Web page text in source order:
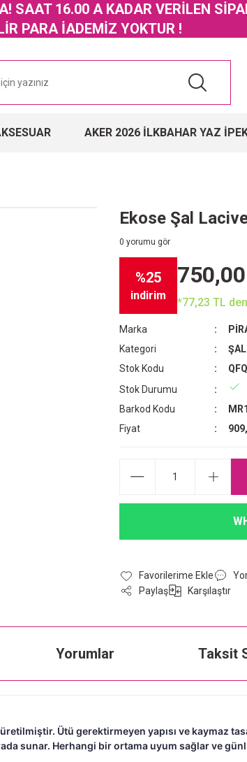
SAAT 16.00 A KADAR VERİLEN
PARA İADEMİZ YOKTUR !
AKER 2026 İLKBAHAR YAZ
Ekose Şal
0 yorumu gör
%25
indirim
*77,23 TL
Marka
Kategori
ŞAL
Stok Kodu
Stok Durumu
Barkod Kodu
Fiyat
Paylaş
Karşılaştır
Yorumlar Taksit
Ütü gerektirmeyen yapısı ve kaymaz
sunar. Herhangi bir ortama uyum sağlar ve